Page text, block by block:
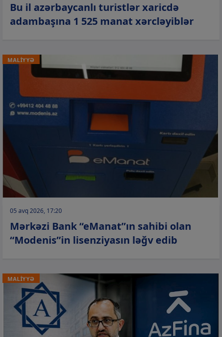
Bu il azərbaycanlı turistlər xaricdə
adambaşına 1 525 manat xərcləyiblər
MALİYYƏ
05 avq 2026, 17:20
Mərkəzi Bank “eManat”ın sahibi olan
“Modenis”in lisenziyasın ləğv edib
MALİYYƏ